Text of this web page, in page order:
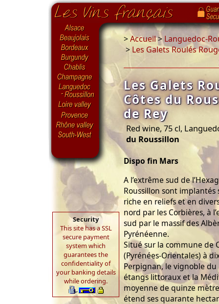
Security
This site has a SSL
secure payment
system which
guarantees the
confidentiality of
your banking details
while ordering.
>Accueil>Languedoc-
> Les Galets Roulés
Les Galets
Côtes du
de Rey
Red wine, 75 cl,
du Roussillon
Dispo fin Mars
A l’extrême sud de
Roussillon sont
riche en reliefs et en
nord par les Corbières, à
sud par le massif des
Pyrénéenne.
Situé sur la commune de
(Pyrénées-Orientales) à
Perpignan, le vignoble du
étangs littoraux et la
moyenne de quinze
étend ses quarante